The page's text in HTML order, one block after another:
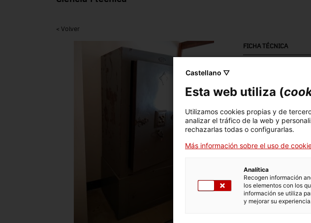
< Volver
FICHA TÉCNICA
Número de inventario
7183
Area temática
Ciència i tècnica
Castellano ▽
Esta web utiliza (
Utilizamos cookies propias y de
analizar el tráfico de la web y
rechazarlas todas o configurarlas.
Más información sobre el uso de
Analítica
Recogen información
los elementos con los
información se utiliza
y mejorar su experiencia.